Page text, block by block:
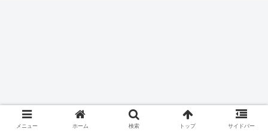
メニュー ホーム 検索 トップ サイドバー